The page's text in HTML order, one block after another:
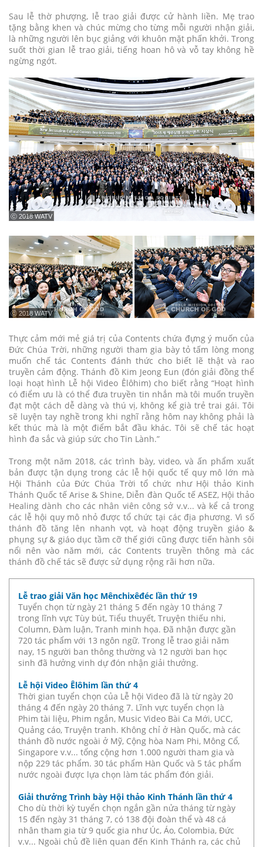
Sau lễ thờ phượng, lễ trao giải được cử hành liền. Mẹ trao
tặng bằng khen và chúc mừng cho từng mỗi người nhận giải,
là những người lên bục giảng với khuôn mặt phấn khởi. Trong
suốt thời gian lễ trao giải, tiếng hoan hô và vỗ tay không hề
ngừng ngớt.
ⓒ 2018 WATV
ⓒ 2018 WATV
Thực cảm mới mẻ giá trị của Contents chứa đựng ý muốn của
Đức Chúa Trời, những người tham gia bày tỏ tấm lòng mong
muốn chế tác Contents đánh thức cho biết lẽ thật và rao
truyền cảm động. Thánh đồ Kim Jeong Eun (đón giải đồng thể
loại hoạt hình Lễ hội Video Êlôhim) cho biết rằng “Hoạt hình
có điểm ưu là có thể đưa truyền tin nhắn mà tôi muốn truyền
đạt một cách dễ dàng và thú vị, không kể già trẻ trai gái. Tôi
sẽ luyện tay nghề trong khi nghĩ rằng hôm nay không phải là
kết thúc mà là một điểm bắt đầu khác. Tôi sẽ chế tác hoạt
hình đa sắc và giúp sức cho Tin Lành.”
Trong một năm 2018, các trình bày, video, và ấn phẩm xuất
bản được tận dụng trong các lễ hội quốc tế quy mô lớn mà
Hội Thánh của Đức Chúa Trời tổ chức như Hội thảo Kinh
Thánh Quốc tế Arise & Shine, Diễn đàn Quốc tế ASEZ, Hội thảo
Healing dành cho các nhân viên công sở v.v... và kể cả trong
các lễ hội quy mô nhỏ được tổ chức tại các địa phương. Vì số
thánh đồ tăng lên nhanh vọt, và hoạt động truyền giáo &
phụng sự & giáo dục tầm cỡ thế giới cũng được tiến hành sôi
nổi nên vào năm mới, các Contents truyền thông mà các
thánh đồ chế tác sẽ được sử dụng rộng rãi hơn nữa.
Lễ trao giải Văn học Mênchixêđéc lần thứ 19
Tuyển chọn từ ngày 21 tháng 5 đến ngày 10 tháng 7
trong lĩnh vực Tùy bút, Tiểu thuyết, Truyện thiếu nhi,
Column, Đàm luận, Tranh minh họa. Đã nhận được gần
720 tác phẩm với 13 ngôn ngữ. Trong lễ trao giải năm
nay, 15 người ban thông thường và 12 người ban học
sinh đã hưởng vinh dự đón nhận giải thưởng.
Lễ hội Video Êlôhim lần thứ 4
Thời gian tuyển chọn của Lễ hội Video đã là từ ngày 20
tháng 4 đến ngày 20 tháng 7. Lĩnh vực tuyển chọn là
Phim tài liệu, Phim ngắn, Music Video Bài Ca Mới, UCC,
Quảng cáo, Truyện tranh. Không chỉ ở Hàn Quốc, mà các
thánh đồ nước ngoài ở Mỹ, Cộng hòa Nam Phi, Mông Cổ,
Singapore v.v... tổng cộng hơn 1.000 người tham gia và
nộp 229 tác phẩm. 30 tác phẩm Hàn Quốc và 5 tác phẩm
nước ngoài được lựa chọn làm tác phẩm đón giải.
Giải thưởng Trình bày Hội thảo Kinh Thánh lần thứ 4
Cho dù thời kỳ tuyển chọn ngắn gần nửa tháng từ ngày
15 đến ngày 31 tháng 7, có 138 đội đoàn thể và 48 cá
nhân tham gia từ 9 quốc gia như Úc, Áo, Colombia, Đức
v.v... Ngoài chủ đề liên quan đến Kinh Thánh ra, các chủ